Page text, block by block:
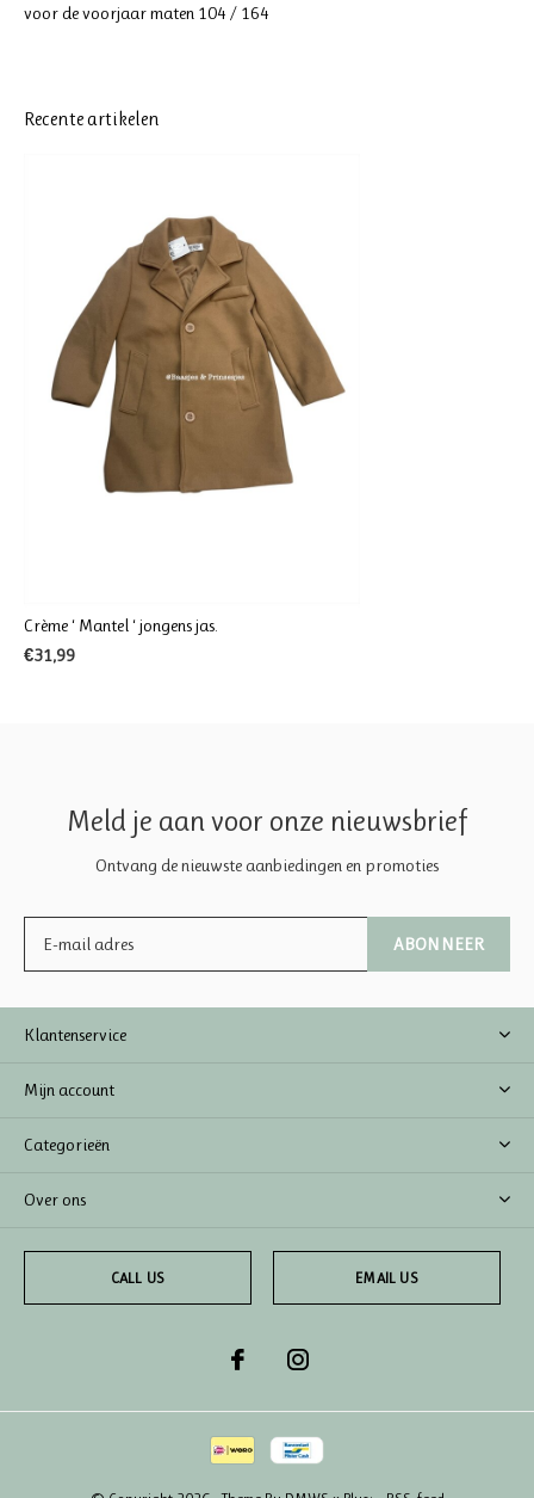
voor de voorjaar maten 104 / 164
Recente artikelen
Crème ‘ Mantel ‘ jongens jas.
€31,99
Meld je aan voor onze nieuwsbrief
Ontvang de nieuwste aanbiedingen en promoties
ABONNEER
Klantenservice
Mijn account
Categorieën
Over ons
CALL US EMAIL US